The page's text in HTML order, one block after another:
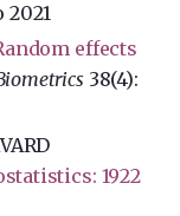
2021
effects
38(4):
1922